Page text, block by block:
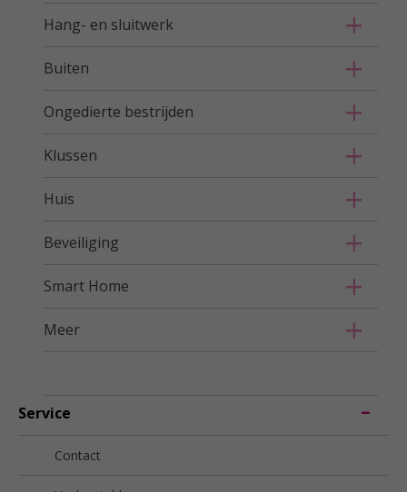
Hang- en sluitwerk
Buiten
Ongedierte bestrijden
Klussen
Huis
Beveiliging
Smart Home
Meer
Service
Contact